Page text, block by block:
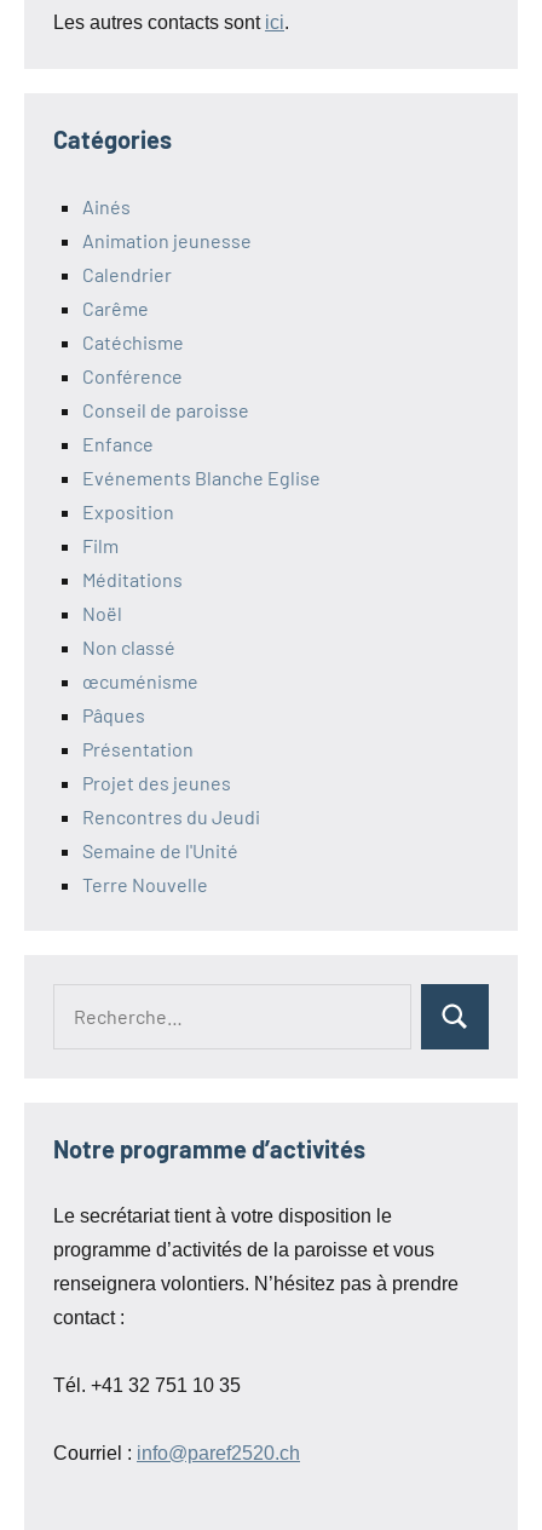
Les autres contacts sont ici.
Catégories
Ainés
Animation jeunesse
Calendrier
Carême
Catéchisme
Conférence
Conseil de paroisse
Enfance
Evénements Blanche Eglise
Exposition
Film
Méditations
Noël
Non classé
œcuménisme
Pâques
Présentation
Projet des jeunes
Rencontres du Jeudi
Semaine de l'Unité
Terre Nouvelle
Rechercher
Notre programme d’activités
Le secrétariat tient à votre disposition le
programme d’activités de la paroisse et vous
renseignera volontiers. N’hésitez pas à prendre
contact :
Tél. +41 32 751 10 35
Courriel : info@paref2520.ch